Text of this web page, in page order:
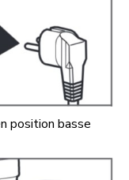
position basse